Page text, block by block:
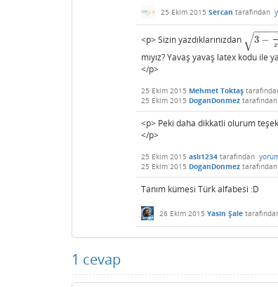
25 Ekim 2015 Sercan tarafından
<p> Sizin yazdıklarınızdan 3 −
x
−−−
√
3 −xx +2
mıyız? Yavaş yavaş latex kodu ile
</p>
25 Ekim 2015 Mehmet Toktaş
25 Ekim 2015 DoganDonmez tarafından
<p> Peki daha dikkatli olurum
</p>
25 Ekim 2015 aslı1234 tarafından
25 Ekim 2015 DoganDonmez tarafından
Tanım kümesi Türk alfabesi :D
26 Ekim 2015 Yasin Şale
1 cevap